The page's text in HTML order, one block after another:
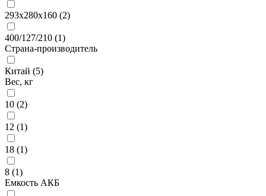
293х280х160 (2)
400/127/210 (1)
Страна-производитель
Китай (5)
Вес, кг
10 (2)
12 (1)
18 (1)
8 (1)
Емкость АКБ